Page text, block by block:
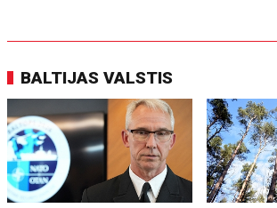
BALTIJAS VALSTIS